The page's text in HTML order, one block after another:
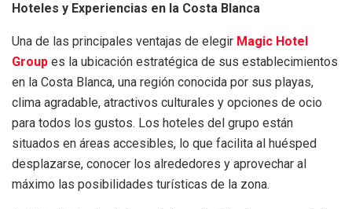
Hoteles y Experiencias en la Costa Blanca
Una de las principales ventajas de elegir Magic Hotel
Group es la ubicación estratégica de sus establecimientos
en la Costa Blanca, una región conocida por sus playas,
clima agradable, atractivos culturales y opciones de ocio
para todos los gustos. Los hoteles del grupo están
situados en áreas accesibles, lo que facilita al huésped
desplazarse, conocer los alrededores y aprovechar al
máximo las posibilidades turísticas de la zona.